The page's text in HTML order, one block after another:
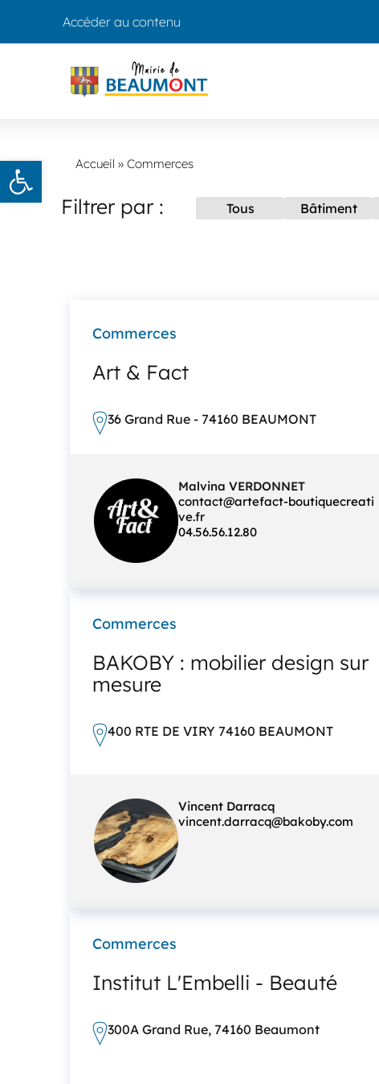
Ouvrir la barre d’outils
Accéder au contenu
Accueil » Commerces
Filtrer par : Tous Bâtiment
Commerces
Art & Fact
36 Grand Rue - 74160 BEAUMONT
Malvina VERDONNET
contact@artefact-boutiquecreati
ve.fr
04.56.56.12.80
Commerces
BAKOBY : mobilier design sur
mesure
400 RTE DE VIRY 74160 BEAUMONT
Vincent Darracq
vincent.darracq@bakoby.com
Commerces
Institut L'Embelli - Beauté
300A Grand Rue, 74160 Beaumont